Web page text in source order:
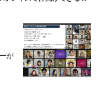
が